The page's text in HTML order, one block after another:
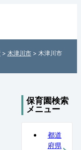
の保育園を
保育園検索
マップ」
> 木津川市> 木津川市
保育園検索
メニュー
都道
府県